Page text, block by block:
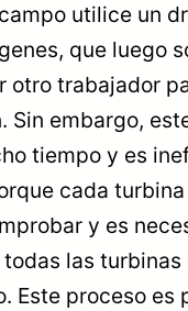
utilice un
que luego
otro trabajador
Sin embargo,
tiempo y es
cada
y es
las turbinas
Este proceso es